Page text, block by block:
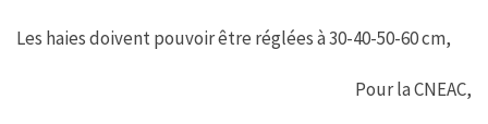
Les haies doivent pouvoir être réglées à 30-40-50-60 cm,
Pour la CNEAC,